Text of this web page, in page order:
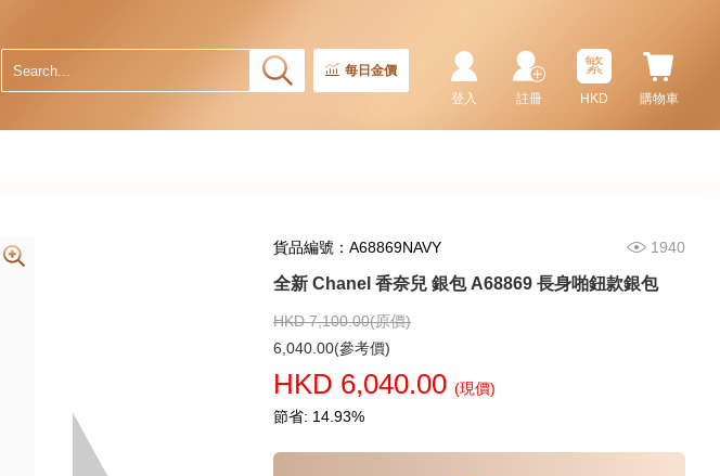
每日金價
購物車
繁
HKD
註冊
登入
貨品編號：A68869NAVY 1940
全新 Chanel 香奈兒 銀包 A68869 長身啪鈕款銀包
HKD 7,100.00(原價)
6,040.00(參考價)
HKD 6,040.00 (現價)
節省: 14.93%
全新 Chanel 香奈兒 銀包 Ap4020
6,280.00